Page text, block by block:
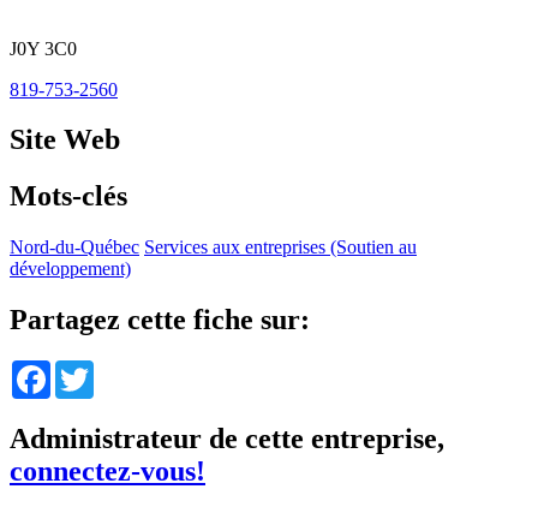
J0Y 3C0
819-753-2560
Site Web
Mots-clés
Nord-du-Québec Services aux entreprises (Soutien au
développement)
Partagez cette fiche sur:
Facebook
Administrateur de cette entreprise,
connectez-vous!